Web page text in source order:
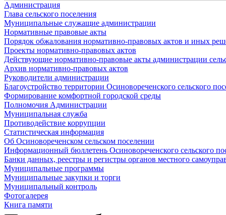
Администрация
Глава сельского поселения
Муниципальные служащие администрации
Нормативные правовые акты
Порядок обжалования нормативно-правовых актов и иных
Проекты нормативно-правовых актов
Действующие нормативно-правовые акты администрации
Архив нормативно-правовых актов
Руководители администрации
Благоустройство территории Осиновореченского сельского
Формирование комфортной городской среды
Полномочия Администрации
Муниципальная служба
Противодействие коррупции
Статистическая информация
Об Осиновореченском сельском поселении
Информационный бюллетень Осиновореченского сельского
Банки данных, реестры и регистры органов местного
Муниципальные программы
Муниципальные закупки и торги
Муниципальный контроль
Фотогалерея
Книга памяти